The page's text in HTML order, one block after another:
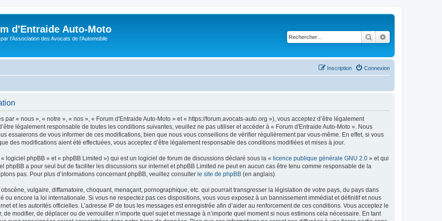
d'Entraide Auto-Moto
l'Association des Avocats de l'Automobile Rechercher
Connexion
Inscription
« nous », « notre », « nos », « Forum d'Entraide Auto-Moto » et « https://forum.avocats-auto.org »), vous acceptez d’être légalement
légalement responsable de toutes les conditions suivantes, veuillez ne pas utiliser et accéder à « Forum d'Entraide Auto-Moto ». Nous
essaierons de vous informer de ces modifications, bien que nous vous conseillons de vérifier régulièrement par vous-même. En effet, si vous
des modifications aient été effectuées, vous acceptez d’être légalement responsable des conditions modifiées et mises à jour.
logiciel phpBB » et « phpBB Limited ») qui est un logiciel de forum de discussions déclaré sous la « licence publique générale GNU 2.0 » et qui
phpBB a pour seul but de faciliter les discussions sur internet et phpBB Limited ne peut en aucun cas être tenu comme responsable de la
pas. Pour plus d’informations concernant phpBB, veuillez consulter le site de phpBB (en anglais).
vulgaire, diffamatoire, choquant, menaçant, pornographique, etc. qui pourrait transgresser la législation de votre pays, du pays dans
ou encore la loi internationale. Si vous ne respectez pas ces dispositions, vous vous exposez à un bannissement immédiat et définitif et nous
et les autorités officielles. L’adresse IP de tous les messages est enregistrée afin d’aider au renforcement de ces conditions. Vous acceptez le
modifier, de déplacer ou de verrouiller n’importe quel sujet et message à n’importe quel moment si nous estimons cela nécessaire. En tant